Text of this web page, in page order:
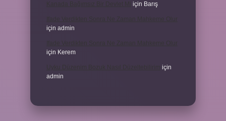
için Barış
için admin
için Kerem
için
admin